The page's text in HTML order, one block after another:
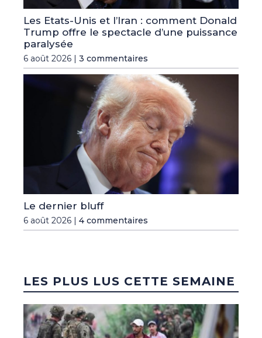
Les Etats-Unis et l’Iran : comment Donald
Trump offre le spectacle d’une puissance
paralysée
6 août 2026 | 3 commentaires
Le dernier bluff
6 août 2026 | 4 commentaires
LES PLUS LUS CETTE SEMAINE